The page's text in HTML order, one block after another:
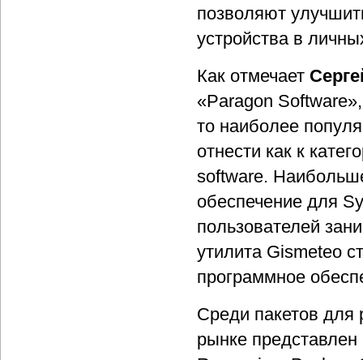
позволяют
устройства в
Как отмечает
«Paragon
то наиболее
отнести как к
software.
обеспечение для
пользователей
утилита Gismeteo
программное
Среди пакетов для
рынке